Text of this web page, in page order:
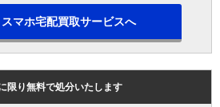
マホ宅配買取サービスへ
限り無料で処分いたします